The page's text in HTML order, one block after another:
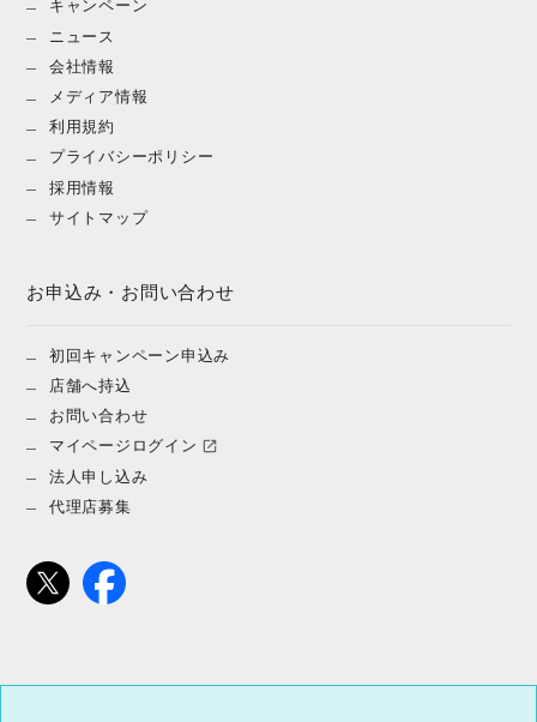
キャンペーン
ニュース
会社情報
メディア情報
利用規約
プライバシーポリシー
採用情報
サイトマップ
お申込み・お問い合わせ
初回キャンペーン申込み
店舗へ持込
お問い合わせ
マイページログイン
法人申し込み
代理店募集